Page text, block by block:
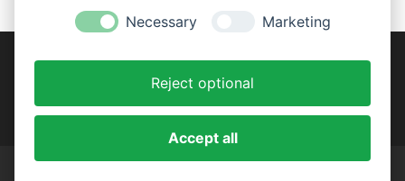
Necessary Marketing
Reject optional
Accept all